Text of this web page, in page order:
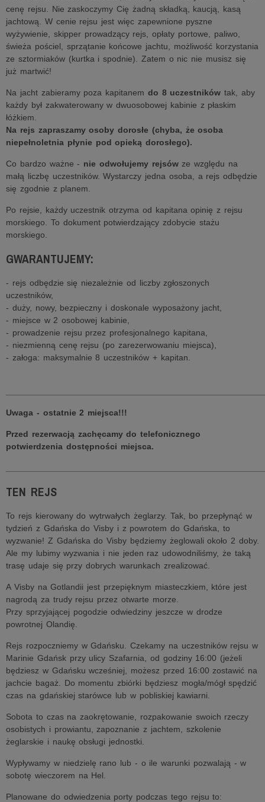
cenę rejsu. Nie zaskoczymy Cię żadną składką, kaucją, kasą
jachtową. W cenie rejsu jest więc zapewnione pyszne
wyżywienie, skipper prowadzący rejs, opłaty portowe, paliwo,
świeża pościel, sprzątanie końcowe jachtu, możliwość korzystania
ze sztormiaków (kurtka i spodnie). Zatem o nic nie musisz się
już martwić!
Na jacht zabieramy poza kapitanem do 8 uczestników tak, aby
każdy był zakwaterowany w dwuosobowej kabinie z płaskim
łóżkiem.
Na rejs zapraszamy osoby dorosłe (chyba, że osoba
niepełnoletnia płynie pod opieką dorosłego).
Co bardzo ważne - nie odwołujemy rejsówze względu na
małą liczbę uczestników. Wystarczy jedna osoba, a rejs odbędzie
się zgodnie z planem.
Po rejsie, każdy uczestnik otrzyma od kapitana opinię z rejsu
morskiego. To dokument potwierdzający zdobycie stażu
morskiego.
GWARANTUJEMY:
- rejs odbędzie się niezależnie od liczby zgłoszonych
uczestników,
- duży, nowy, bezpieczny i doskonale wyposażony jacht,
- miejsce w 2 osobowej kabinie,
- prowadzenie rejsu przez profesjonalnego kapitana,
- niezmienną cenę rejsu (po zarezerwowaniu miejsca),
- załoga: maksymalnie 8 uczestników + kapitan.
Uwaga - ostatnie 2 miejsca!!!
Przed rezerwacją zachęcamy do telefonicznego
potwierdzenia dostępności miejsca.
TEN REJS
To rejs kierowany do wytrwałych żeglarzy. Tak, bo przepłynąć w
tydzień z Gdańska do Visby i z powrotem do Gdańska, to
wyzwanie! Z Gdańska do Visby będziemy żeglowali około 2 doby.
Ale my lubimy wyzwania i nie jeden raz udowodniliśmy, że taką
trasę udaje się przy dobrych warunkach zrealizować.
A Visby na Gotlandii jest przepięknym miasteczkiem, które jest
nagrodą za trudy rejsu przez otwarte morze.
Przy sprzyjającej pogodzie odwiedziny jeszcze w drodze
powrotnej Olandię.
Rejs rozpoczniemy w Gdańsku. Czekamy na uczestników rejsu w
Marinie Gdańsk przy ulicy Szafarnia, od godziny 16:00 (jeżeli
będziesz w Gdańsku wcześniej, możesz przed 16:00 zostawić na
jachcie bagaż. Do momentu zbiórki będziesz mogła/mógł spędzić
czas na gdańskiej starówce lub w pobliskiej kawiarni.
Sobota to czas na zaokrętowanie, rozpakowanie swoich rzeczy
osobistych i prowiantu, zapoznanie z jachtem, szkolenie
żeglarskie i naukę obsługi jednostki.
Wypływamy w niedzielę rano lub - o ile warunki pozwalają - w
sobotę wieczorem na Hel.
Planowane do odwiedzenia porty podczas tego rejsu to: